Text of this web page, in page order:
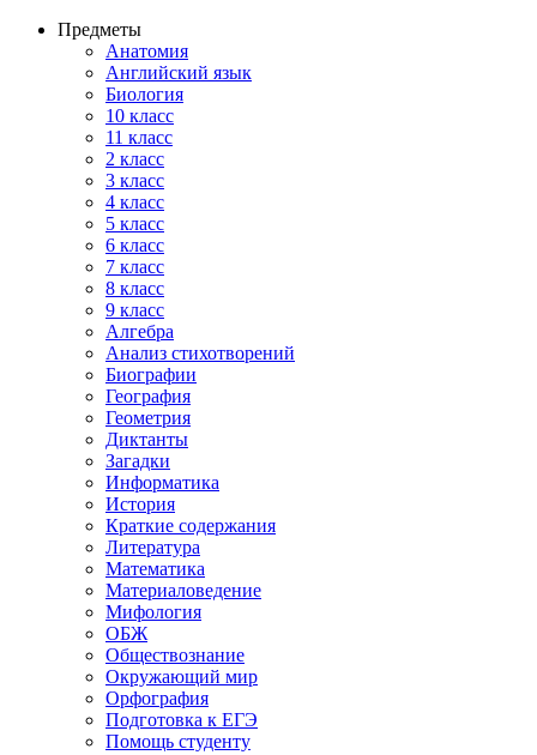
Предметы
Анатомия
Английский язык
Биология
10 класс
11 класс
2 класс
3 класс
4 класс
5 класс
6 класс
7 класс
8 класс
9 класс
Алгебра
Анализ стихотворений
Биографии
География
Геометрия
Диктанты
Загадки
Информатика
История
Краткие содержания
Литература
Математика
Материаловедение
Мифология
ОБЖ
Обществознание
Окружающий мир
Орфография
Подготовка к ЕГЭ
Помощь студенту